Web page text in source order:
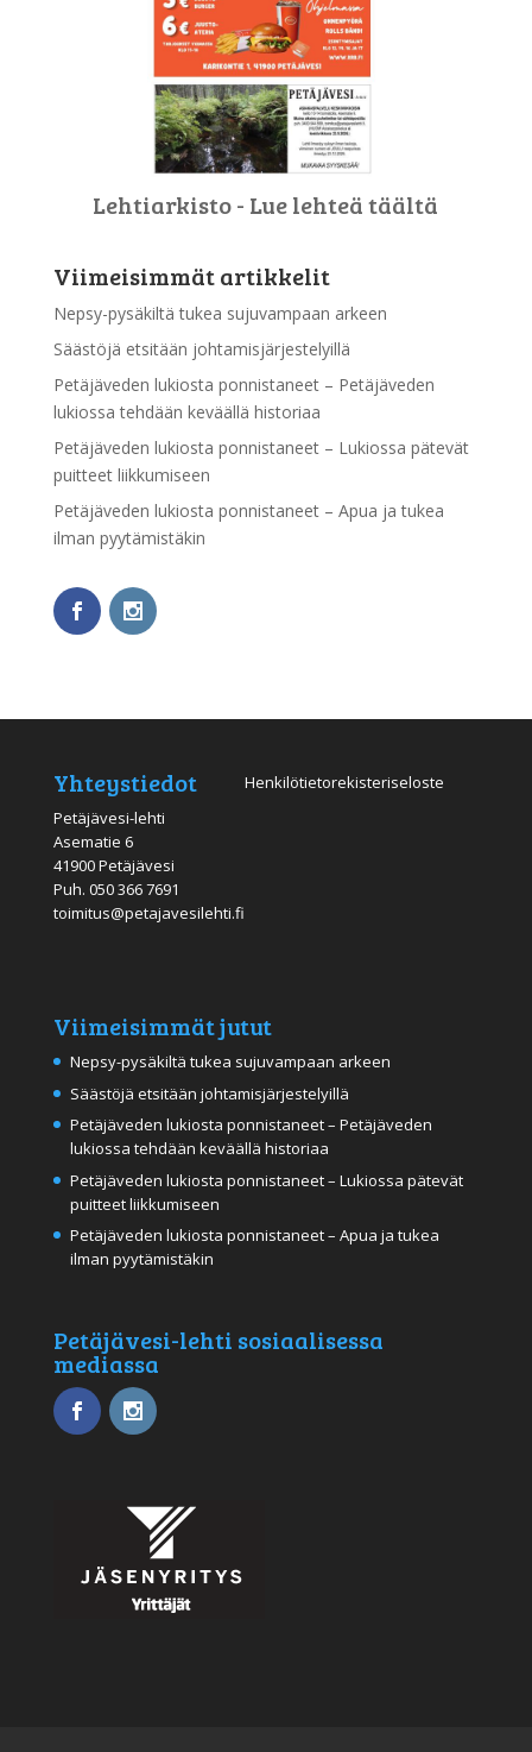
Lehtiarkisto - Lue lehteä täältä
Viimeisimmät artikkelit
Nepsy-pysäkiltä tukea sujuvampaan arkeen
Säästöjä etsitään johtamisjärjestelyillä
Petäjäveden lukiosta ponnistaneet – Petäjäveden
lukiossa tehdään keväällä historiaa
Petäjäveden lukiosta ponnistaneet – Lukiossa pätevät
puitteet liikkumiseen
Petäjäveden lukiosta ponnistaneet – Apua ja tukea
ilman pyytämistäkin
Yhteystiedot
Petäjävesi-lehti
Asematie 6
41900 Petäjävesi
Puh. 050 366 7691
toimitus@petajavesilehti.fi
Henkilötietorekisteriseloste
Viimeisimmät jutut
Nepsy-pysäkiltä tukea sujuvampaan arkeen
Säästöjä etsitään johtamisjärjestelyillä
Petäjäveden lukiosta ponnistaneet – Petäjäveden
lukiossa tehdään keväällä historiaa
Petäjäveden lukiosta ponnistaneet – Lukiossa pätevät
puitteet liikkumiseen
Petäjäveden lukiosta ponnistaneet – Apua ja tukea
ilman pyytämistäkin
Petäjävesi-lehti sosiaalisessa
mediassa